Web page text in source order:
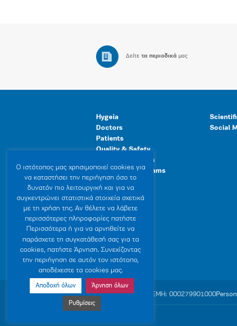
Δείτε τα περιοδικά μας
Hygeia
Doctors
Patients
Quality & Safety
Human Resources
Healthcare Programs
General Facilities
Social
© 2007-2026 HYGEIA S.M.S.A. ΓΕΜΗ: 000279901000
Ο ιστότοπoς μας χρησιμοποιεί cookies για
να καταστήσει την περιήγηση όσο το
δυνατόν πιο λειτουργική και για να
συγκεντρώνει στατιστικά στοιχεία σχετικά
με τη χρήση της. Αν θέλετε να λάβετε
περισσότερες πληροφορίες πατήστε
Περισσότερα ή για να αρνηθείτε να
παράσχετε τη συγκατάθεσή σας για τα
cookies, πατήστε Άρνηση. Συνεχίζοντας
την περιήγηση σε αυτόν τον ιστότοπο,
αποδέχεστε τα cookies μας.
Αποδοχή όλων Άρνηση όλων
Ρυθμίσεις